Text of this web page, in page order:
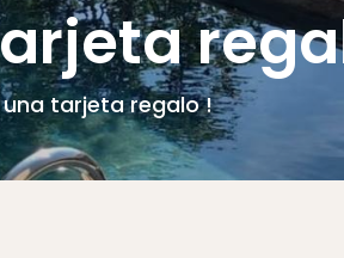
una tarjeta regalo !